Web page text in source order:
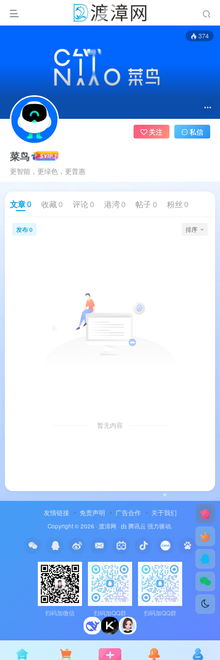
374
菜鸟
更智能，更绿色，更普惠
关注 私信
文章0 收藏 0 评论 0 港湾0 帖子 0 粉丝 0
发布 0 排序
暂无内容
友情链接 免责声明 广告合作 关于我们
Copyright © 2026 · 渡漳网 · 由 腾讯云 强力驱动.
扫码加微信 扫码加QQ群 扫码加QQ群